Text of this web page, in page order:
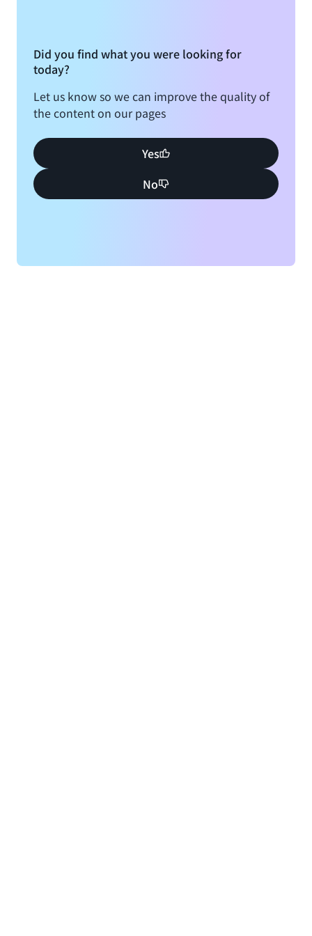
Did you find what you were looking for
today?
Let us know so we can improve the quality of
the content on our pages
Yes
No